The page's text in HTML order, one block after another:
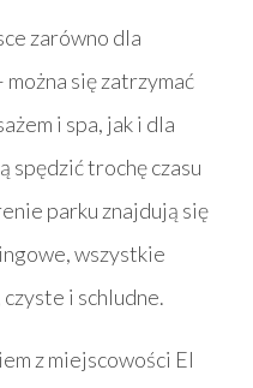
zarówno dla
się zatrzymać
i spa, jak i dla
spędzić trochę czasu
parku znajdują się
wszystkie
i schludne.
z miejscowości El